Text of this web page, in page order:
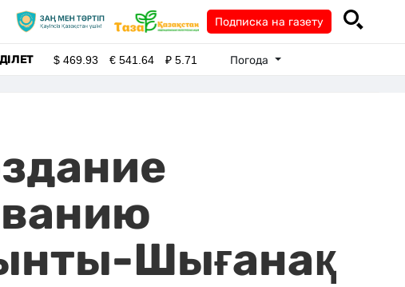
Подписка на газету
$469.93 €541.64 ₽5.71 Погода
Шығанақ